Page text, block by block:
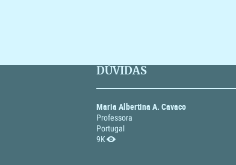
DÚVIDAS
Maria Albertina A. Cavaco
Professora
Portugal
9K